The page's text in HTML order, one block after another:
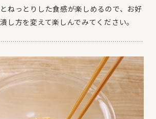
ねっとりした食感が楽しめるので、お好
し方を変えて楽しんでみてください。